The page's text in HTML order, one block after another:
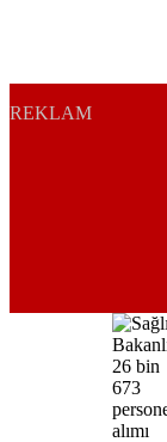
REKLAM